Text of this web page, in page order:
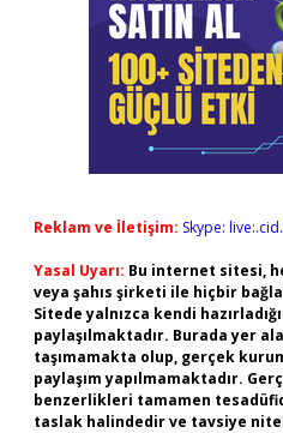
Reklam ve İletişim: Skype:
Yasal Uyarı: Bu internet sitesi,
veya şahıs şirketi ile hiçbir
Sitede yalnızca kendi
paylaşılmaktadır. Burada yer
taşımamakta olup, gerçek
paylaşım yapılmamaktadır.
benzerlikleri tamamen
taslak halindedir ve tavsiye